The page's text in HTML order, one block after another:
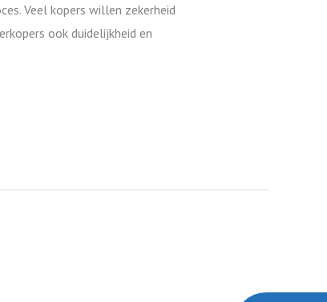
Veel kopers willen zekerheid
ook duidelijkheid en